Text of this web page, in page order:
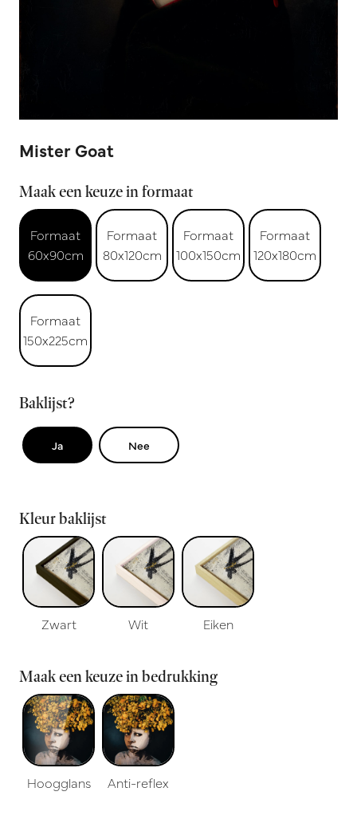
Mister Goat
Maak een keuze in formaat
Formaat
60x90cm
Formaat
80x120cm
Formaat
100x150cm
Formaat
120x180cm
Formaat
150x225cm
Baklijst?
Ja Nee
Kleur baklijst
Zwart Wit Eiken
Maak een keuze in bedrukking
Hoogglans Anti-reflex